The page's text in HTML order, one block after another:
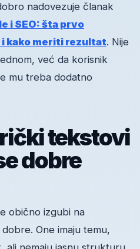
nadovezuje članak
i SEO: šta prvo
kako meriti rezultat. Nije
već da korisnik
mu treba dodatno
tekstovi
dobre
obično izgubi na
One imaju temu,